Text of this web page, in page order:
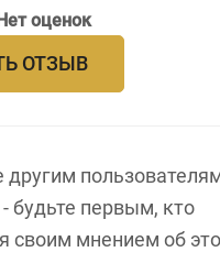
Нет оценок
ОТЗЫВ
другим
будьте первым, кто
своим мнением об